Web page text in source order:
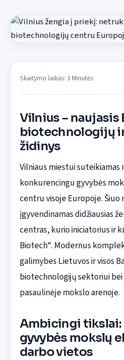
Skaitymo laikas: 3 Minutės
Vilnius – naujasis
biotechnologijų
židinys
Vilniaus miestui
konkurencingu gyvybės
centru visoje Europoje. Šiuo
įgyvendinamas didžiausias
centras, kurio iniciatorius ir
Biotech“. Modernus
galimybes Lietuvos ir visos
biotechnologijų sektoriui bei
pasaulinėje mokslo arenoje.
Ambicingi tikslai:
gyvybės mokslų
darbo vietos